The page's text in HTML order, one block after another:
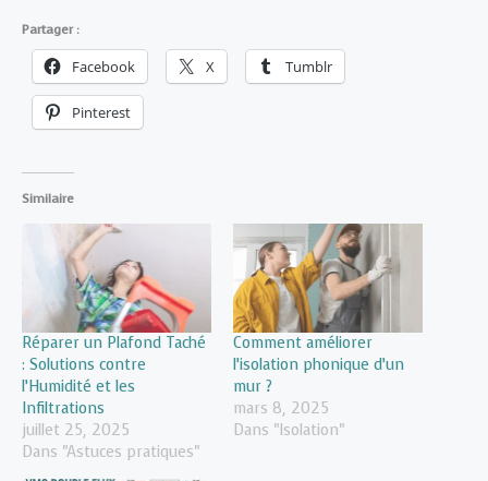
Partager :
Facebook X Tumblr
Pinterest
Similaire
Réparer un Plafond Taché
: Solutions contre
l’Humidité et les
Infiltrations
juillet 25, 2025
Dans "Astuces pratiques"
Comment améliorer
l’isolation phonique d’un
mur ?
mars 8, 2025
Dans "Isolation"